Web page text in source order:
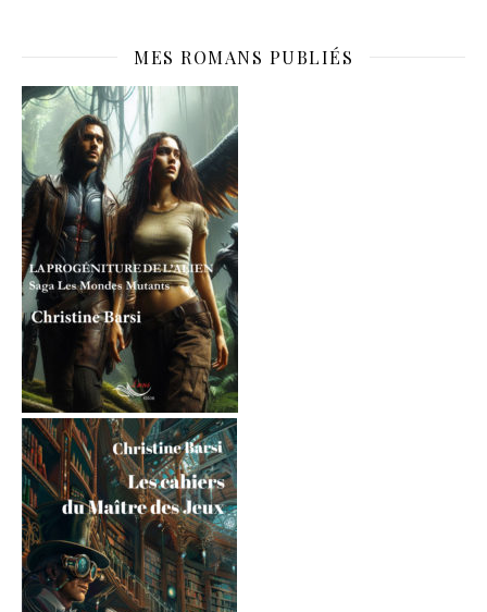
MES ROMANS PUBLIÉS